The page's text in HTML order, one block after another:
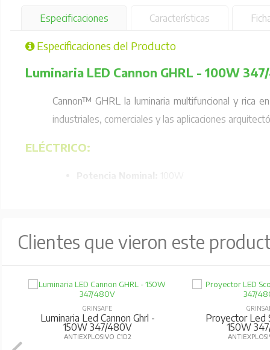
Especificaciones Características
Especificaciones del Producto
Luminaria LED Cannon GHRL - 100W
Cannon™ GHRL la luminaria multifuncional y rica
industriales, comerciales y las aplicaciones
ELÉCTRICO:
Salida de Ondulación & Ruido DC:
ÓPTICA/EFICIENCIA:
Salida de Lúmenes:
Eficacia Luminosa (Lúmenes Por Vatio):
Clientes que vieron este
GRINSAFE
Luminaria Led Cannon Ghrl -
150W 347/480V
ANTIEXPLOSIVO C1D2
Proyector Led
150W